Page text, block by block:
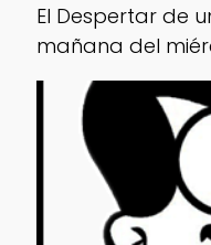
El Despertar de
mañana del